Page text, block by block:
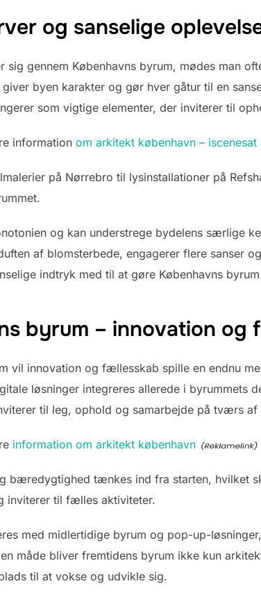
og sanselige
sig gennem Københavns byrum, mødes man
giver byen karakter og gør hver gåtur til en
som vigtige elementer, der inviterer til
information om arkitekt københavn –
på Nørrebro til lysinstallationer på
og kan understrege bydelens særlige
af blomsterbede, engagerer flere sanser
indtryk med til at gøre Københavns
byrum – innovation og
vil innovation og fællesskab spille en endnu
løsninger integreres allerede i byrummets
til leg, ophold og samarbejde på tværs af
information om arkitekt københavn
bæredygtighed tænkes ind fra starten, hvilket
inviterer til fælles aktiviteter.
med midlertidige byrum og pop-up-
måde bliver fremtidens byrum ikke kun
til at vokse og udvikle sig.